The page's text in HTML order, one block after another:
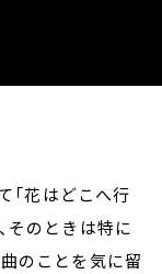
「花はどこへ行
そのときは特に
のことを気に留